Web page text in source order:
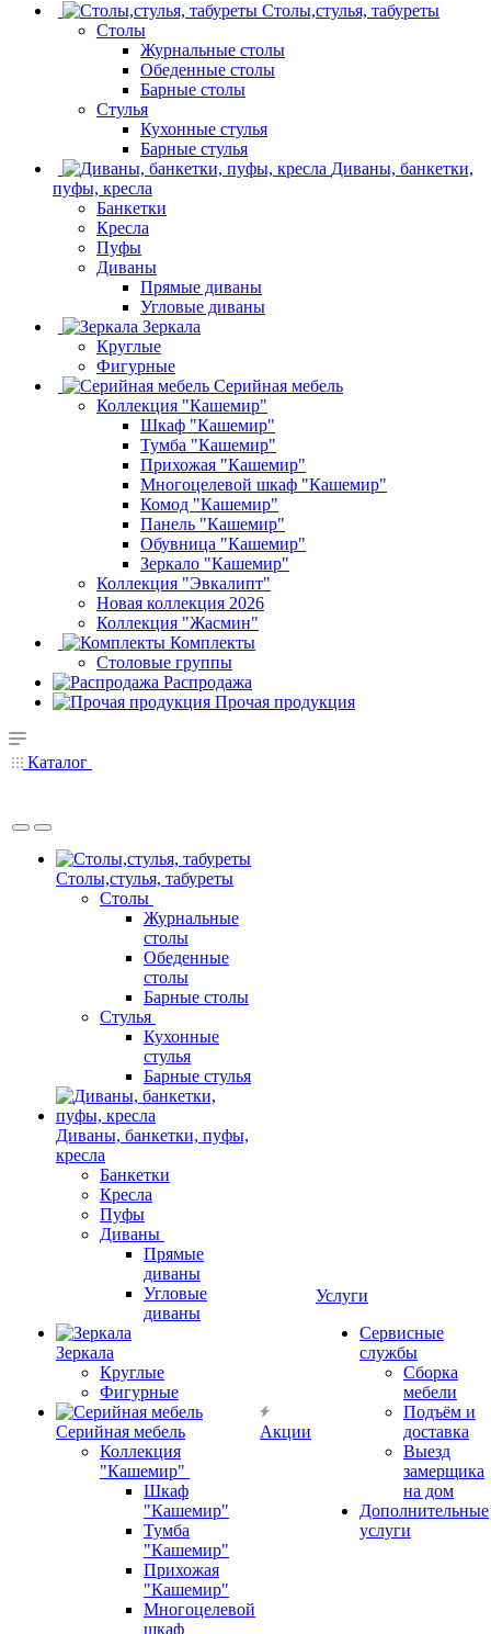
Столы,стулья, табуреты
Столы
Журнальные столы
Обеденные столы
Барные столы
Стулья
Кухонные стулья
Барные стулья
Диваны, банкетки,
пуфы, кресла
Банкетки
Кресла
Пуфы
Диваны
Прямые диваны
Угловые диваны
Зеркала
Круглые
Фигурные
Серийная мебель
Коллекция "Кашемир"
Шкаф "Кашемир"
Тумба "Кашемир"
Прихожая "Кашемир"
Многоцелевой шкаф "Кашемир"
Комод "Кашемир"
Панель "Кашемир"
Обувница "Кашемир"
Зеркало "Кашемир"
Коллекция "Эвкалипт"
Новая коллекция 2026
Коллекция "Жасмин"
Комплекты
Столовые группы
Распродажа
Прочая продукция
Каталог
Столы,стулья, табуреты
Столы
Журнальные
столы
Обеденные
столы
Барные столы
Стулья
Кухонные
стулья
Барные стулья
Диваны, банкетки, пуфы,
кресла
Банкетки
Кресла
Пуфы
Диваны
Прямые
диваны
Угловые
диваны
Зеркала
Круглые
Фигурные
Серийная мебель
Коллекция
"Кашемир"
Шкаф
"Кашемир"
Тумба
"Кашемир"
Прихожая
"Кашемир"
Многоцелевой
шкаф
Акции
Услуги
Сервисные
службы
Сборка
мебели
Подъём и
доставка
Выезд
замерщика
на дом
Дополнительные
услуги